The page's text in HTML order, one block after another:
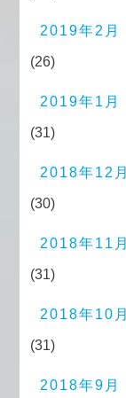
2019年2月
(26)
2019年1月
(31)
2018年12月
(30)
2018年11月
(31)
2018年10月
(31)
2018年9月